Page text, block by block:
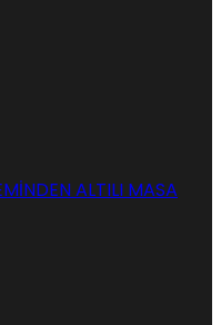
ALTILI MASA